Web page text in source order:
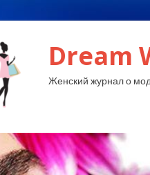
Dream
Женский журнал о